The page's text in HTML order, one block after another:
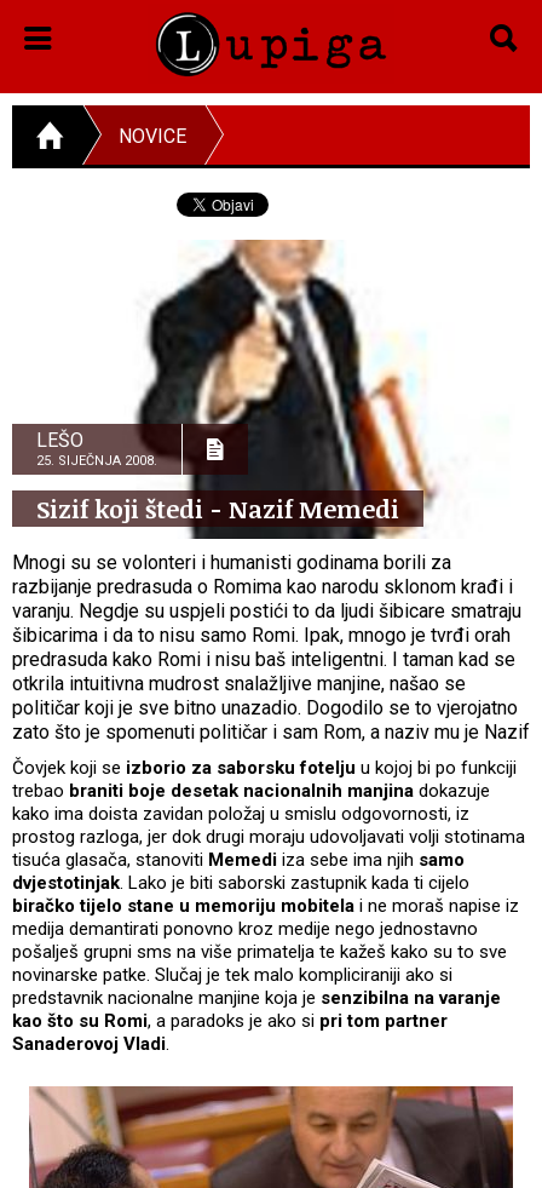
NOVICE
LEŠO
25. SIJEČNJA 2008.
Sizif koji štedi - Nazif Memedi
Mnogi su se volonteri i humanisti godinama borili za
razbijanje predrasuda o Romima kao narodu sklonom krađi i
varanju. Negdje su uspjeli postići to da ljudi šibicare smatraju
šibicarima i da to nisu samo Romi. Ipak, mnogo je tvrđi orah
predrasuda kako Romi i nisu baš inteligentni. I taman kad se
otkrila intuitivna mudrost snalažljive manjine, našao se
političar koji je sve bitno unazadio. Dogodilo se to vjerojatno
zato što je spomenuti političar i sam Rom, a naziv mu je Nazif
Čovjek koji se izborio za saborsku fotelju u kojoj bi po funkciji
trebao braniti boje desetak nacionalnih manjina dokazuje
kako ima doista zavidan položaj u smislu odgovornosti, iz
prostog razloga, jer dok drugi moraju udovoljavati volji stotinama
tisuća glasača, stanoviti Memedi iza sebe ima njih samo
dvjestotinjak. Lako je biti saborski zastupnik kada ti cijelo
biračko tijelo stane u memoriju mobitela i ne moraš napise iz
medija demantirati ponovno kroz medije nego jednostavno
pošalješ grupni sms na više primatelja te kažeš kako su to sve
novinarske patke. Slučaj je tek malo kompliciraniji ako si
predstavnik nacionalne manjine koja je senzibilna na varanje
kao što su Romi, a paradoks je ako si pri tom partner
Sanaderovoj Vladi.